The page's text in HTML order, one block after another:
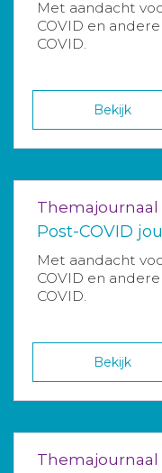
Met aandacht
COVID en
COVID.
Bekijk
Themajournaal
Post-COVID
Met aandacht
COVID en
COVID.
Bekijk
Themajournaal